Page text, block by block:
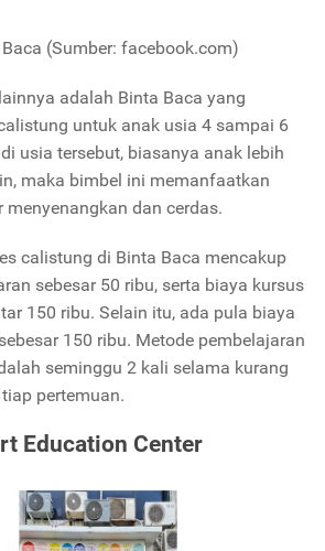
(Sumber: facebook.com)
adalah Binta Baca yang
untuk anak usia 4 sampai 6
usia tersebut, biasanya anak lebih
maka bimbel ini memanfaatkan
menyenangkan dan cerdas.
calistung di Binta Baca mencakup
sebesar 50 ribu, serta biaya kursus
150 ribu. Selain itu, ada pula biaya
150 ribu. Metode pembelajaran
seminggu 2 kali selama kurang
pertemuan.
Education Center